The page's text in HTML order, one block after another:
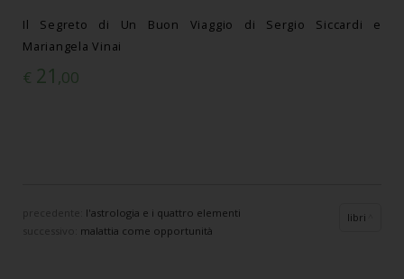
Il Segreto di Un Buon Viaggio di Sergio Siccardi e
Mariangela Vinai
€ 21 ,00
precedente: l'astrologia e i quattro elementi
malattia come opportunità
libri